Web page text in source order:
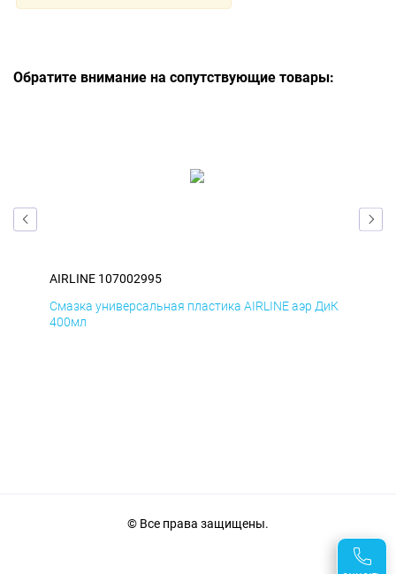
Обратите внимание на сопутствующие товары:
AIRLINE 107002995
Смазка универсальная пластика AIRLINE аэр ДиК
400мл
© Все права защищены.